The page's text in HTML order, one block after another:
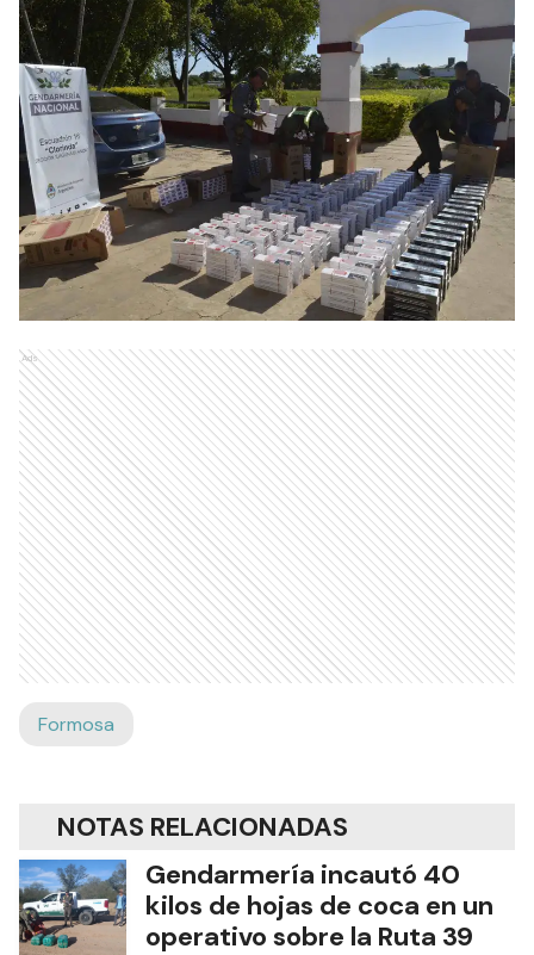
Ads
Formosa
NOTAS RELACIONADAS
Gendarmería incautó 40
kilos de hojas de coca en un
operativo sobre la Ruta 39